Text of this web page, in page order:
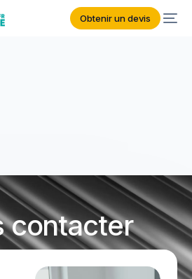
Obtenir un devis
contacter